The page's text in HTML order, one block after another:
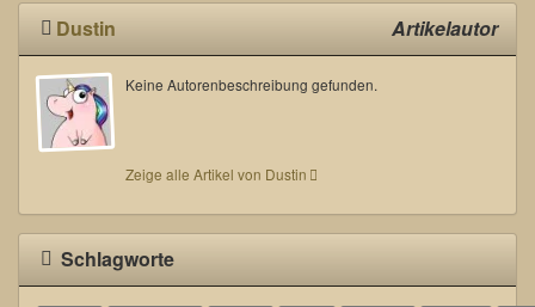
Dustin Artikelautor
Keine Autorenbeschreibung gefunden.
Zeige alle Artikel von Dustin
Schlagworte